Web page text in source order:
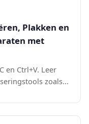
Plakken en
met
en Ctrl+V. Leer
zoals...